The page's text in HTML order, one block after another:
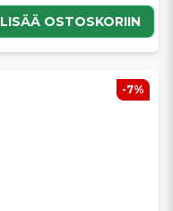
LISÄÄ OSTOSKORIIN
-7%